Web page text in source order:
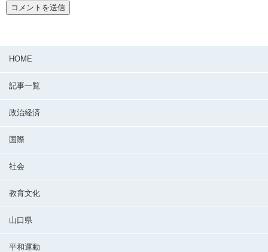
HOME
記事一覧
政治経済
国際
社会
教育文化
山口県
平和運動